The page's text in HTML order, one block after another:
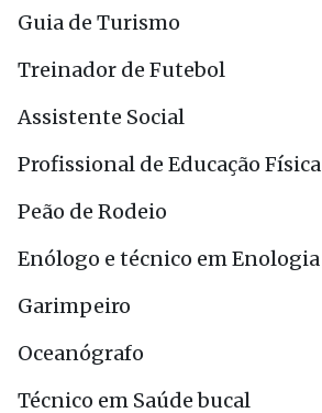
Guia de Turismo
Treinador de Futebol
Assistente Social
Profissional de Educação Física
Peão de Rodeio
Enólogo e técnico em Enologia
Garimpeiro
Oceanógrafo
Técnico em Saúde bucal